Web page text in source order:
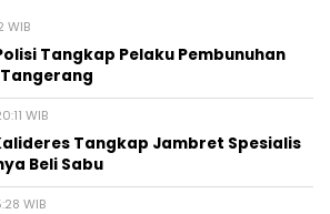
WIB
Tangkap Pelaku Pembunuhan
WIB
Tangkap Jambret Spesialis
Beli Sabu
WIB